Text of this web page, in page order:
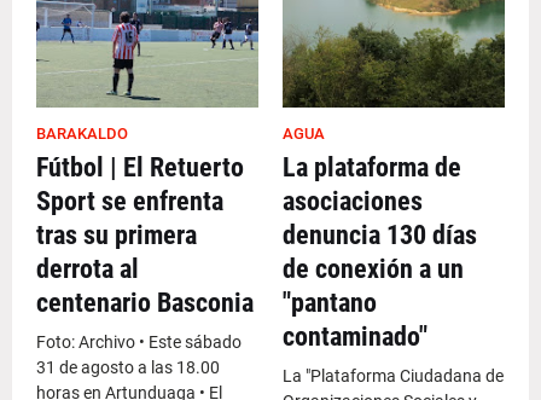
BARAKALDO
Fútbol | El Retuerto
Sport se enfrenta
tras su primera
derrota al
centenario Basconia
Foto: Archivo • Este sábado
31 de agosto a las 18.00
horas en Artunduaga • El
AGUA
La plataforma de
asociaciones
denuncia 130 días
de conexión a un
"pantano
contaminado"
La "Plataforma Ciudadana de